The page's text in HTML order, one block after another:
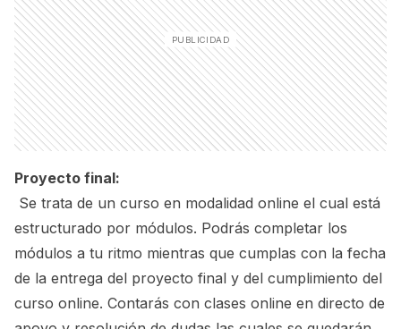
Proyecto final:
Se trata de un curso en modalidad online el cual está
estructurado por módulos. Podrás completar los
módulos a tu ritmo mientras que cumplas con la fecha
de la entrega del proyecto final y del cumplimiento del
curso online. Contarás con clases online en directo de